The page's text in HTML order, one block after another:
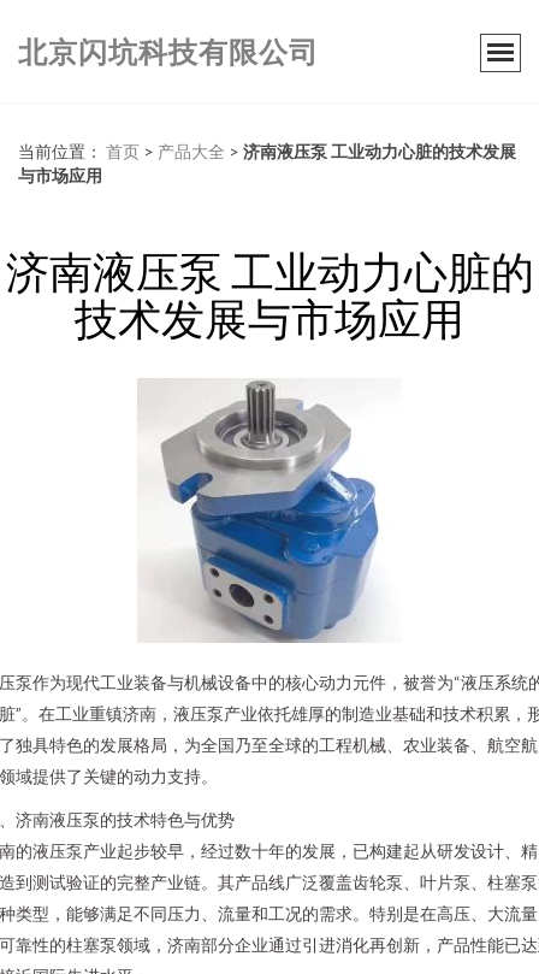
北京闪坑科技有限公司
当前位置： 首页 > 产品大全 > 济南液压泵 工业动力心脏的技术发展
与市场应用
济南液压泵 工业动力心脏的
技术发展与市场应用
泵作为现代工业装备与机械设备中的核心动力元件，被誉为“液压系统
”。在工业重镇济南，液压泵产业依托雄厚的制造业基础和技术积累，
独具特色的发展格局，为全国乃至全球的工程机械、农业装备、航空
域提供了关键的动力支持。
济南液压泵的技术特色与优势
的液压泵产业起步较早，经过数十年的发展，已构建起从研发设计、
到测试验证的完整产业链。其产品线广泛覆盖齿轮泵、叶片泵、柱塞
类型，能够满足不同压力、流量和工况的需求。特别是在高压、大流
靠性的柱塞泵领域，济南部分企业通过引进消化再创新，产品性能已